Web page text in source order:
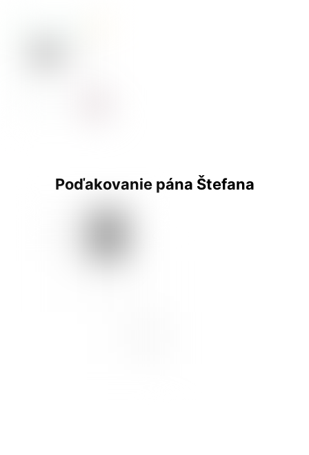
Poďakovanie pána Štefana